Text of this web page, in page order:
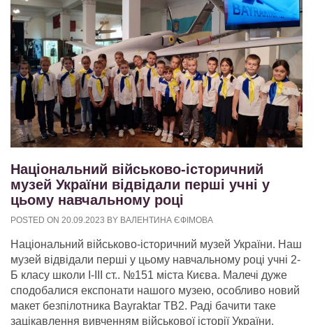
Національний військово-історичний
музей України відвідали перші учні у
цьому навчальному році
POSTED ON 20.09.2023 BY ВАЛЕНТИНА ЄФІМОВА
Національний військово-історичний музей України. Наш
музей відвідали перші у цьому навчальному році учні 2-
Б класу школи І-ІІІ ст.. №151 міста Києва. Малечі дуже
сподобалися експонати нашого музею, особливо новий
макет безпілотника Bayraktar TB2. Раді бачити таке
зацікавлення вивченням військової історії України.